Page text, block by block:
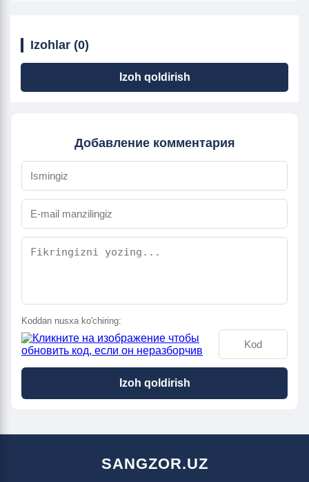
Izohlar (0)
Izoh qoldirish
Добавление комментария
Koddan nusxa ko'chiring:
Izoh qoldirish
SANGZOR.UZ